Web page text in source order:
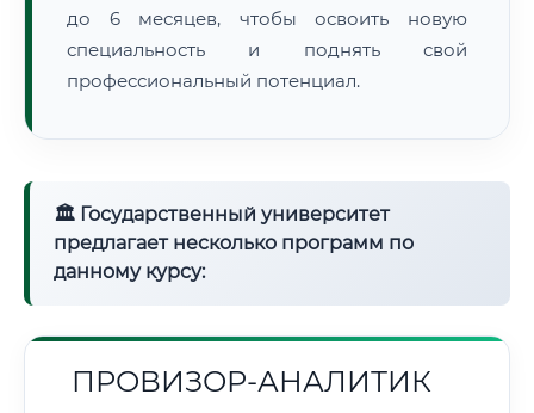
до 6 месяцев, чтобы освоить новую
специальность и поднять свой
профессиональный потенциал.
🏛 Государственный университет
предлагает несколько программ по
данному курсу:
ПРОВИЗОР-АНАЛИТИК